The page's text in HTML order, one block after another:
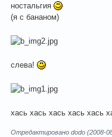
ностальгия
(я с бананом)
слева!
хась хась хась хась хась
Отредактировано dodo (2008-